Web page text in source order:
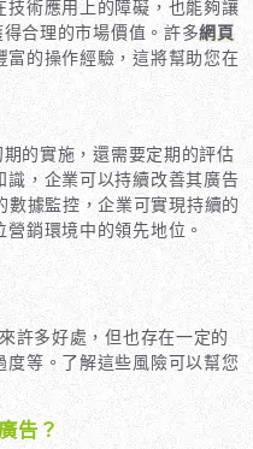
技術應用上的障礙，也能夠讓
合理的市場價值。許多網頁
富的操作經驗，這將幫助您在
的實施，還需要定期的評估
識，企業可以持續改善其廣告
數據監控，企業可實現持續的
銷環境中的領先地位。
許多好處，但也存在一定的
度等。了解這些風險可以幫您
告？